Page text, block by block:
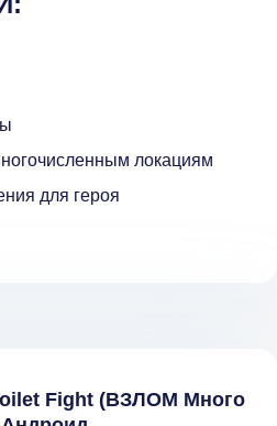
локациям
для героя
Fight (ВЗЛОМ Много